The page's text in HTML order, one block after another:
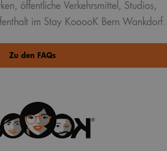
öffentliche Verkehrsmittel, Studios,
im Stay KooooK Bern Wankdorf.
Zu den FAQs